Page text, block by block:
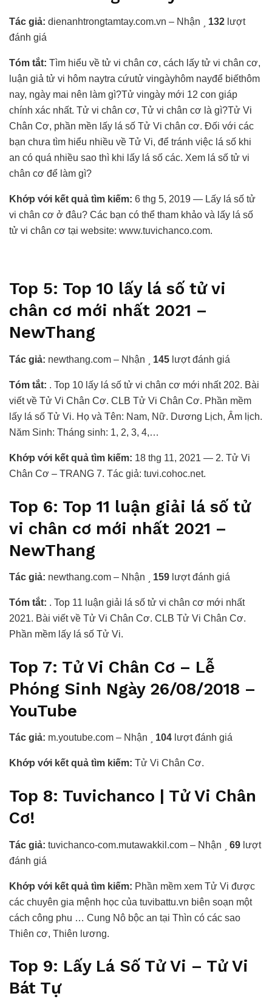
Tác giả: dienanhtrongtamtay.com.vn – Nhận 132 lượt
đánh giá
Tóm tắt: Tìm hiểu về tử vi chân cơ, cách lấy tử vi chân cơ,
luận giả tử vi hôm naytra cứutử vingàyhôm nayđể biếthôm
nay, ngày mai nên làm gì?Tử vingày mới 12 con giáp
chính xác nhất. Tử vi chân cơ, Tử vi chân cơ là gì?Tử Vi
Chân Cơ, phần mền lấy lá số Tử Vi chân cơ. Đối với các
bạn chưa tìm hiểu nhiều về Tử Vi, để tránh việc lá số khi
an có quá nhiều sao thì khi lấy lá số các. Xem lá số tử vi
chân cơ để làm gì?
Khớp với kết quả tìm kiếm: 6 thg 5, 2019 — Lấy lá số tử
vi chân cơ ở đâu? Các bạn có thể tham khảo và lấy lá số
tử vi chân cơ tại website: www.tuvichanco.com.
Top 5: Top 10 lấy lá số tử vi
chân cơ mới nhất 2021 –
NewThang
Tác giả: newthang.com – Nhận 145 lượt đánh giá
Tóm tắt: . Top 10 lấy lá số tử vi chân cơ mới nhất 202. Bài
viết về Tử Vi Chân Cơ. CLB Tử Vi Chân Cơ. Phần mềm
lấy lá số Tử Vi. Họ và Tên: Nam, Nữ. Dương Lịch, Âm lịch.
Năm Sinh: Tháng sinh: 1, 2, 3, 4,…
Khớp với kết quả tìm kiếm: 18 thg 11, 2021 — 2. Tử Vi
Chân Cơ – TRANG 7. Tác giả: tuvi.cohoc.net.
Top 6: Top 11 luận giải lá số tử
vi chân cơ mới nhất 2021 –
NewThang
Tác giả: newthang.com – Nhận 159 lượt đánh giá
Tóm tắt: . Top 11 luận giải lá số tử vi chân cơ mới nhất
2021. Bài viết về Tử Vi Chân Cơ. CLB Tử Vi Chân Cơ.
Phần mềm lấy lá số Tử Vi.
Top 7: Tử Vi Chân Cơ – Lễ
Phóng Sinh Ngày 26/08/2018 –
YouTube
Tác giả: m.youtube.com – Nhận 104 lượt đánh giá
Khớp với kết quả tìm kiếm: Tử Vi Chân Cơ.
Top 8: Tuvichanco | Tử Vi Chân
Cơ!
Tác giả: tuvichanco-com.mutawakkil.com – Nhận 69 lượt
đánh giá
Khớp với kết quả tìm kiếm: Phần mềm xem Tử Vi được
các chuyên gia mệnh học của tuvibattu.vn biên soạn một
cách công phu … Cung Nô bộc an tại Thìn có các sao
Thiên cơ, Thiên lương.
Top 9: Lấy Lá Số Tử Vi – Tử Vi
Bát Tự